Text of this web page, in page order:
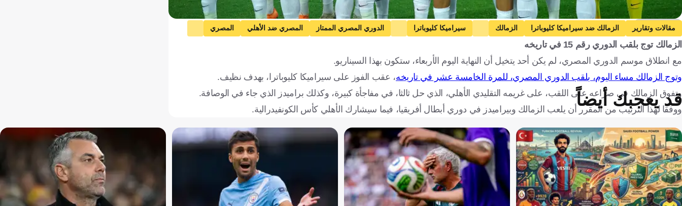
Getty Images
مقالات وتقارير الزمالك ضد سيراميكا كليوباترا الزمالك سيراميكا كليوباترا الدوري المصري الممتاز المصري ضد الأهلي
المصري
الأهلي
بيراميدز ضد سموحة بيراميدز
المغرب
إسبانيا هولندا كرة قدم
الزمالك توج بلقب الدوري رقم 15 في تاريخه
مع انطلاق موسم الدوري المصري، لم يكن أحد يتخيل أن النهاية اليوم الأربعاء، ستكون بهذا السيناريو.
وتوج الزمالك مساء اليوم، بلقب الدوري المصري، للمرة الخامسة عشر في تاريخه، عقب الفوز على سيراميكا كليوباترا، بهدف نظيف.
وتفوق الزمالك في صراعه على اللقب، على غريمه التقليدي الأهلي، الذي حل ثالثا، في مفاجأة كبيرة، وكذلك براميدز الذي جاء في الوصافة.
ووفقا لهذا الترتيب من المقرر أن يلعب الزمالك وبيراميدز في دوري أبطال أفريقيا، فيما سيشارك الأهلي كأس الكونفيدرالية.
قد يعجبك أيضاً